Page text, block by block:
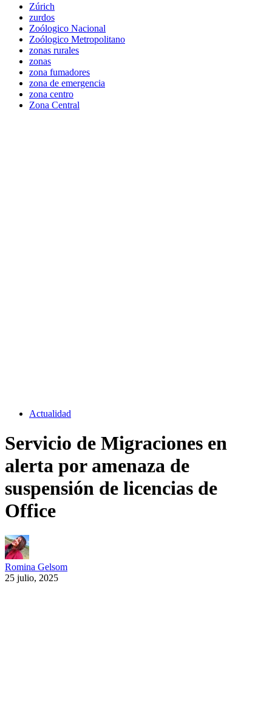
Zúrich
zurdos
Zoólogico Nacional
Zoólogico Metropolitano
zonas rurales
zonas
zona fumadores
zona de emergencia
zona centro
Zona Central
Actualidad
Servicio de Migraciones en
alerta por amenaza de
suspensión de licencias de
Office
Romina Gelsom
25 julio, 2025